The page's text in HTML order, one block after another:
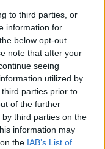
to third parties, or
information for
below opt-out
note that after your
seeing
utilized by
parties prior to
of the further
third parties on the
information may
the IAB’s List of